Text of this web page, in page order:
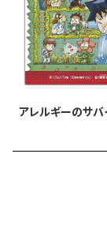
アレルギーのサ